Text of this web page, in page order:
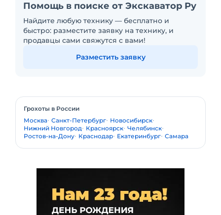
Помощь в поиске от Экскаватор Ру
Найдите любую технику — бесплатно и
быстро: разместите заявку на технику, и
продавцы сами свяжутся с вами!
Разместить заявку
Грохоты в России
Москва Санкт-Петербург Новосибирск
Нижний Новгород Красноярск Челябинск
Ростов-на-Дону Краснодар Екатеринбург Самара